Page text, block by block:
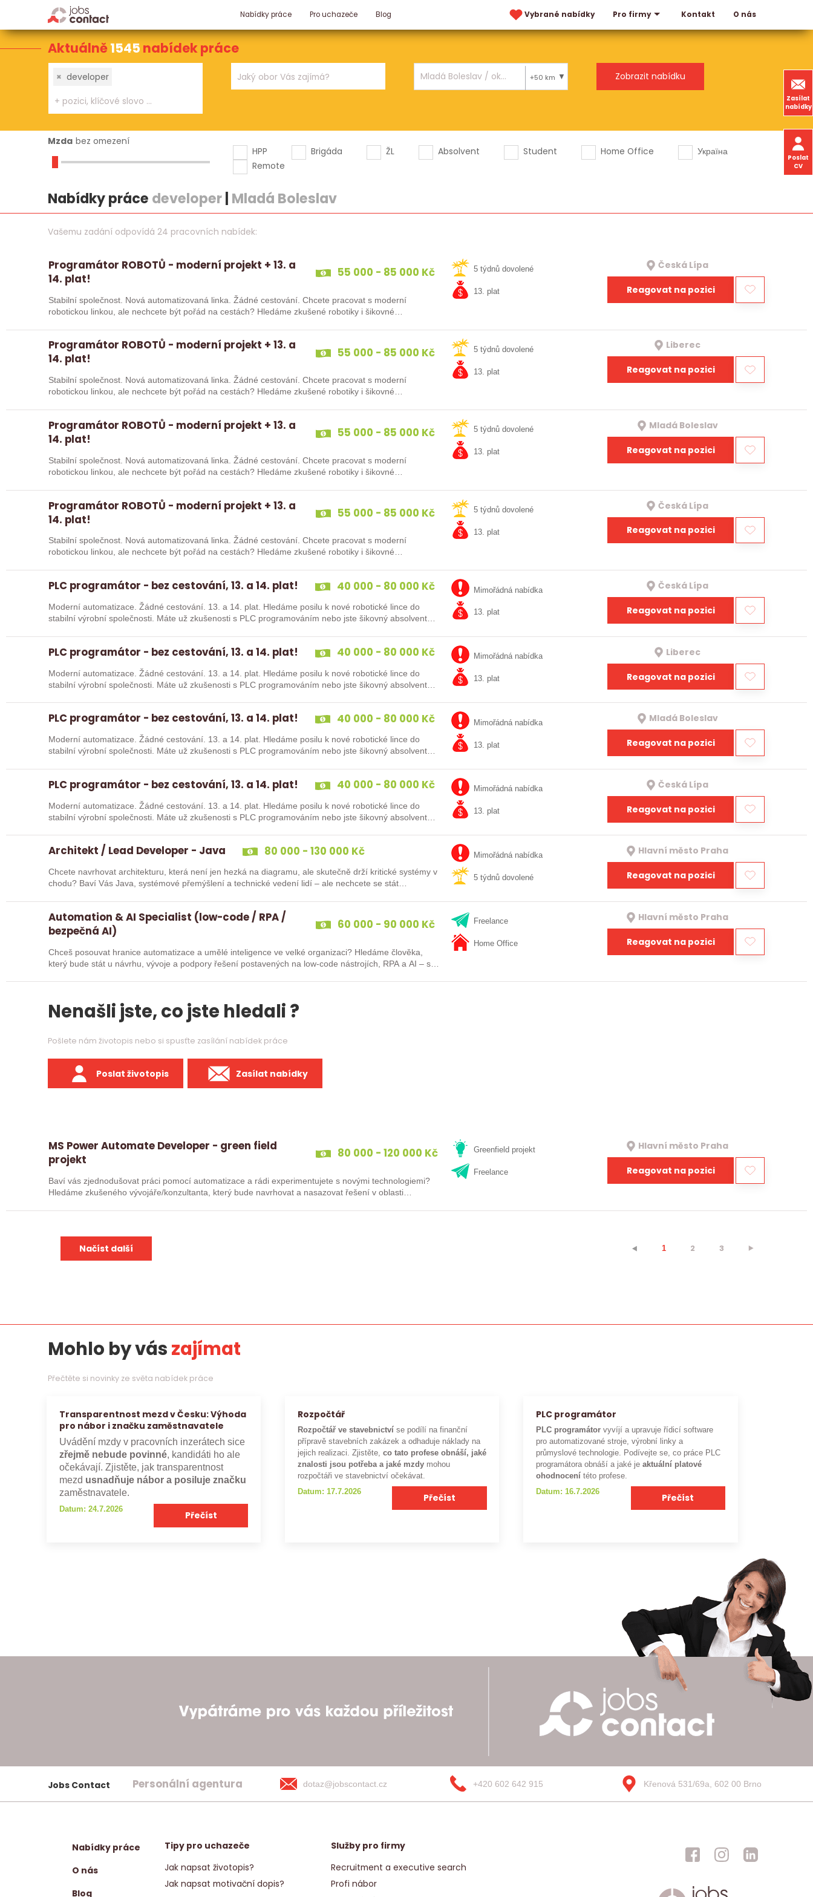
Nabídky práce Pro uchazeče Blog Vybrané nabídky Pro firmy Kontakt O nás
Zasílat
nabídky
Poslat
CV
Aktuálně1545 nabídek práce
× developer +50 km
Mzda bez omezení
HPP
Brigáda ŽL Absolvent Student Home Office
Україна
Remote
Nabídky práce developer| Mladá Boleslav
Vašemu zadání odpovídá 24 pracovních nabídek:
Programátor ROBOTŮ - moderní projekt + 13. a
14. plat!
55 000 - 85 000 Kč
Stabilní společnost. Nová automatizovaná linka. Žádné cestování. Chcete pracovat s moderní
robotickou linkou, ale nechcete být pořád na cestách? Hledáme zkušené robotiky i šikovné
5 týdnů dovolené
13. plat
Česká Lípa
Reagovat na pozici
Programátor ROBOTŮ - moderní projekt + 13. a
14. plat!
55 000 - 85 000 Kč
Stabilní společnost. Nová automatizovaná linka. Žádné cestování. Chcete pracovat s moderní
robotickou linkou, ale nechcete být pořád na cestách? Hledáme zkušené robotiky i šikovné
5 týdnů dovolené
13. plat
Liberec
Reagovat na pozici
Programátor ROBOTŮ - moderní projekt + 13. a
14. plat!
55 000 - 85 000 Kč
Stabilní společnost. Nová automatizovaná linka. Žádné cestování. Chcete pracovat s moderní
robotickou linkou, ale nechcete být pořád na cestách? Hledáme zkušené robotiky i šikovné
5 týdnů dovolené
13. plat
Mladá Boleslav
Reagovat na pozici
Programátor ROBOTŮ - moderní projekt + 13. a
14. plat!
55 000 - 85 000 Kč
Stabilní společnost. Nová automatizovaná linka. Žádné cestování. Chcete pracovat s moderní
robotickou linkou, ale nechcete být pořád na cestách? Hledáme zkušené robotiky i šikovné
5 týdnů dovolené
13. plat
Česká Lípa
Reagovat na pozici
PLC programátor - bez cestování, 13. a 14. plat! 40 000 - 80 000 Kč
Moderní automatizace. Žádné cestování. 13. a 14. plat. Hledáme posilu k nové robotické lince do
stabilní výrobní společnosti. Máte už zkušenosti s PLC programováním nebo jste šikovný absolvent…
Mimořádná nabídka
13. plat
Česká Lípa
Reagovat na pozici
PLC programátor - bez cestování, 13. a 14. plat! 40 000 - 80 000 Kč
Moderní automatizace. Žádné cestování. 13. a 14. plat. Hledáme posilu k nové robotické lince do
stabilní výrobní společnosti. Máte už zkušenosti s PLC programováním nebo jste šikovný absolvent…
Mimořádná nabídka
13. plat
Liberec
Reagovat na pozici
PLC programátor - bez cestování, 13. a 14. plat! 40 000 - 80 000 Kč
Moderní automatizace. Žádné cestování. 13. a 14. plat. Hledáme posilu k nové robotické lince do
stabilní výrobní společnosti. Máte už zkušenosti s PLC programováním nebo jste šikovný absolvent…
Mimořádná nabídka
13. plat
Mladá Boleslav
Reagovat na pozici
PLC programátor - bez cestování, 13. a 14. plat! 40 000 - 80 000 Kč
Moderní automatizace. Žádné cestování. 13. a 14. plat. Hledáme posilu k nové robotické lince do
stabilní výrobní společnosti. Máte už zkušenosti s PLC programováním nebo jste šikovný absolvent…
Mimořádná nabídka
13. plat
Česká Lípa
Reagovat na pozici
Architekt / Lead Developer - Java 80 000 - 130 000 Kč
Chcete navrhovat architekturu, která není jen hezká na diagramu, ale skutečně drží kritické systémy v
chodu? Baví Vás Java, systémové přemýšlení a technické vedení lidí – ale nechcete se stát…
Mimořádná nabídka
5 týdnů dovolené
Hlavní město Praha
Reagovat na pozici
Automation & AI Specialist (low-code / RPA /
bezpečná AI)
60 000 - 90 000 Kč
Chceš posouvat hranice automatizace a umělé inteligence ve velké organizaci? Hledáme člověka,
který bude stát u návrhu, vývoje a podpory řešení postavených na low-code nástrojích, RPA a AI – s…
Freelance
Home Office
Hlavní město Praha
Reagovat na pozici
Nenašli jste, co jste hledali ?
Pošlete nám životopis nebo si spusťte zasílání nabídek práce
Poslat životopis Zasílat nabídky
MS Power Automate Developer - green field
projekt
80 000 - 120 000 Kč
Baví vás zjednodušovat práci pomocí automatizace a rádi experimentujete s novými technologiemi?
Hledáme zkušeného vývojáře/konzultanta, který bude navrhovat a nasazovat řešení v oblasti
Greenfield projekt
Freelance
Hlavní město Praha
Reagovat na pozici
Načíst další ⯇ 1 2 3 ⯈
Mohlo by vászajímat
Přečtěte si novinky ze světa nabídek práce
Transparentnost mezd v Česku: Výhoda
pro nábor i značku zaměstnavatele
Uvádění mzdy v pracovních inzerátech sice
zřejmě nebude povinné, kandidáti ho ale
očekávají. Zjistěte, jak transparentnost
mezd usnadňuje nábor a posiluje značku
zaměstnavatele.
Datum: 24.7.2026
Přečíst
Rozpočtář
Rozpočtář ve stavebnictví se podílí na finanční
přípravě stavebních zakázek a odhaduje náklady na
jejich realizaci. Zjistěte,co tato profese obnáší, jaké
znalosti jsou potřeba a jaké mzdy mohou
rozpočtáři ve stavebnictví očekávat.
Datum: 17.7.2026
Přečíst
PLC programátor
PLC programátor vyvíjí a upravuje řídicí software
pro automatizované stroje, výrobní linky a
průmyslové technologie. Podívejte se, co práce PLC
programátora obnáší a jaké je aktuální platové
ohodnocení této profese.
Datum: 16.7.2026
Přečíst
Jobs Contact Personální agentura dotaz@jobscontact.cz +420 602 642 915 Křenová 531/69a, 602 00 Brno
Nabídky práce
O nás
Blog
Tipy pro uchazeče
Jak napsat životopis?
Jak napsat motivační dopis?
Služby pro firmy
Recruitment a executive search
Profi nábor